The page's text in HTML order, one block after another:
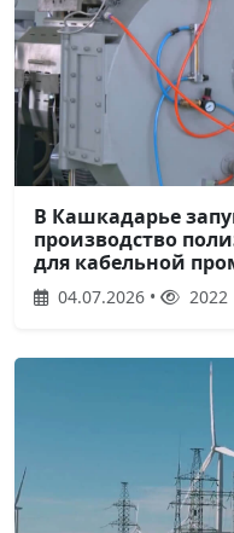
В Кашкадарье
производство
для кабельной
04.07.2026 • 2022